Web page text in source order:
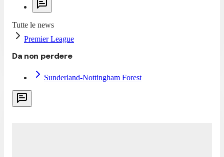
Tutte le news
Premier League
Da non perdere
Sunderland-Nottingham Forest